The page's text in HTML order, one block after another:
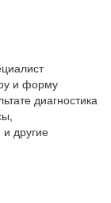
и форму
диагностика
другие